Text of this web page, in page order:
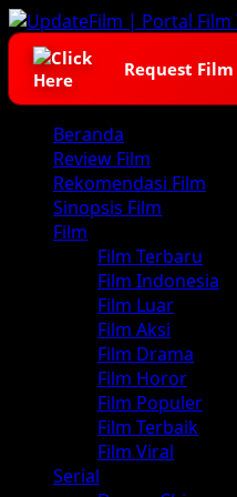
Skip
to
content
Request
Primary
Menu
Beranda
Review Film
Rekomendasi Film
Sinopsis Film
Film
Film Terbaru
Film Indonesia
Film Luar
Film Aksi
Film Drama
Film Horor
Film Populer
Film Terbaik
Film Viral
Serial